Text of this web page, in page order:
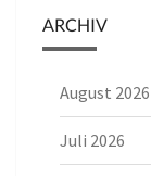
ARCHIV
August 2026
Juli 2026